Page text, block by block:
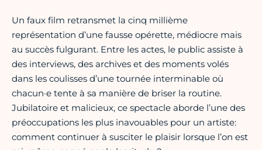
Un faux film retransmet la cinq millième
représentation d’une fausse opérette, médiocre mais
au succès fulgurant. Entre les actes, le public assiste à
des interviews, des archives et des moments volés
dans les coulisses d’une tournée interminable où
chacun·e tente à sa manière de briser la routine.
Jubilatoire et malicieux, ce spectacle aborde l’une des
préoccupations les plus inavouables pour un artiste:
comment continuer à susciter le plaisir lorsque l’on est